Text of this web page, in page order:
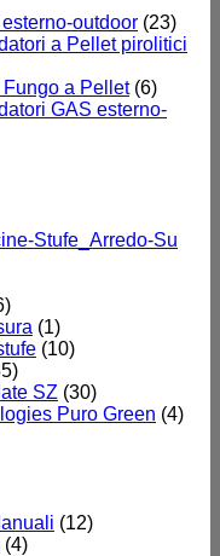
outdoor (23)
a Pellet pirolitici
a Pellet (6)
GAS esterno-
Stufe_Arredo-Su
(1)
(10)
SZ (30)
Puro Green (4)
(12)
(4)